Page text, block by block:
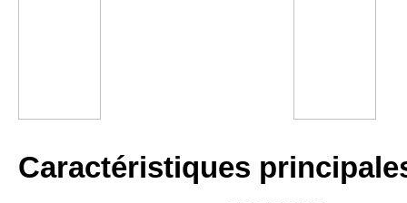
Caractéristiques